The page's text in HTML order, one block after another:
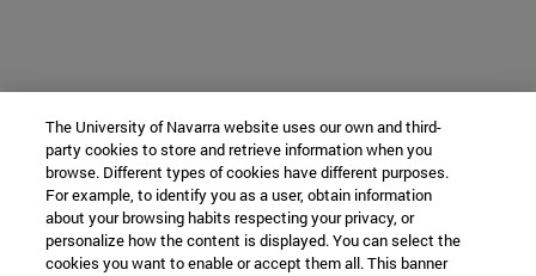
The University of Navarra website uses our own and third-
party cookies to store and retrieve information when you
browse. Different types of cookies have different purposes.
For example, to identify you as a user, obtain information
about your browsing habits respecting your privacy, or
personalize how the content is displayed. You can select the
cookies you want to enable or accept them all. This banner